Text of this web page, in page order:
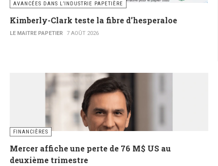
AVANCÉES DANS L’INDUSTRIE PAPETIÈRE
Kimberly-Clark teste la fibre d’hesperaloe
LE MAITRE PAPETIER 7 AOÛT 2026
FINANCIÈRES
Mercer affiche une perte de 76 M$ US au
deuxième trimestre